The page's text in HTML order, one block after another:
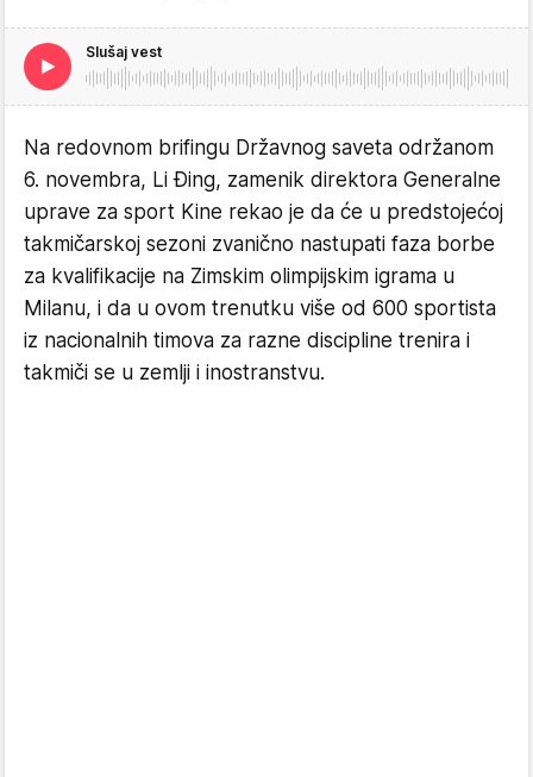
Slušaj vest
Na redovnom brifingu Državnog saveta održanom
6. novembra, Li Đing, zamenik direktora Generalne
uprave za sport Kine rekao je da će u predstojećoj
takmičarskoj sezoni zvanično nastupati faza borbe
za kvalifikacije na Zimskim olimpijskim igrama u
Milanu, i da u ovom trenutku više od 600 sportista
iz nacionalnih timova za razne discipline trenira i
takmiči se u zemlji i inostranstvu.